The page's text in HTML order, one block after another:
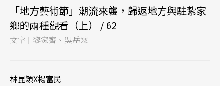
「地方藝術節」潮流來襲，歸返地方與駐紮家
鄉的兩種觀看（上） / 62
文字 | 黎家齊、吳岳霖
林昆穎X楊富民